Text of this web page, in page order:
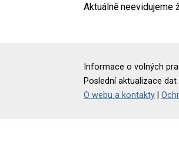
Aktuálně neevidujeme
Informace o volných
Poslední aktualizace
O webu a kontakty